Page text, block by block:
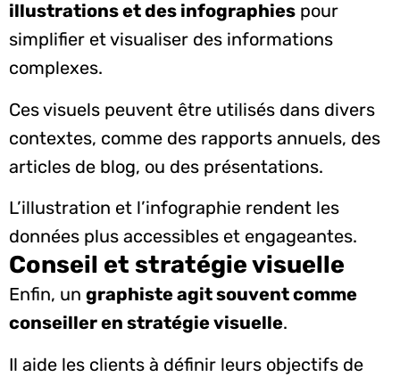
illustrations et des infographies pour
simplifier et visualiser des informations
complexes.
Ces visuels peuvent être utilisés dans divers
contextes, comme des rapports annuels, des
articles de blog, ou des présentations.
L’illustration et l’infographie rendent les
données plus accessibles et engageantes.
Conseil et stratégie visuelle
Enfin, un graphiste agit souvent comme
conseiller en stratégie visuelle.
Il aide les clients à définir leurs objectifs de